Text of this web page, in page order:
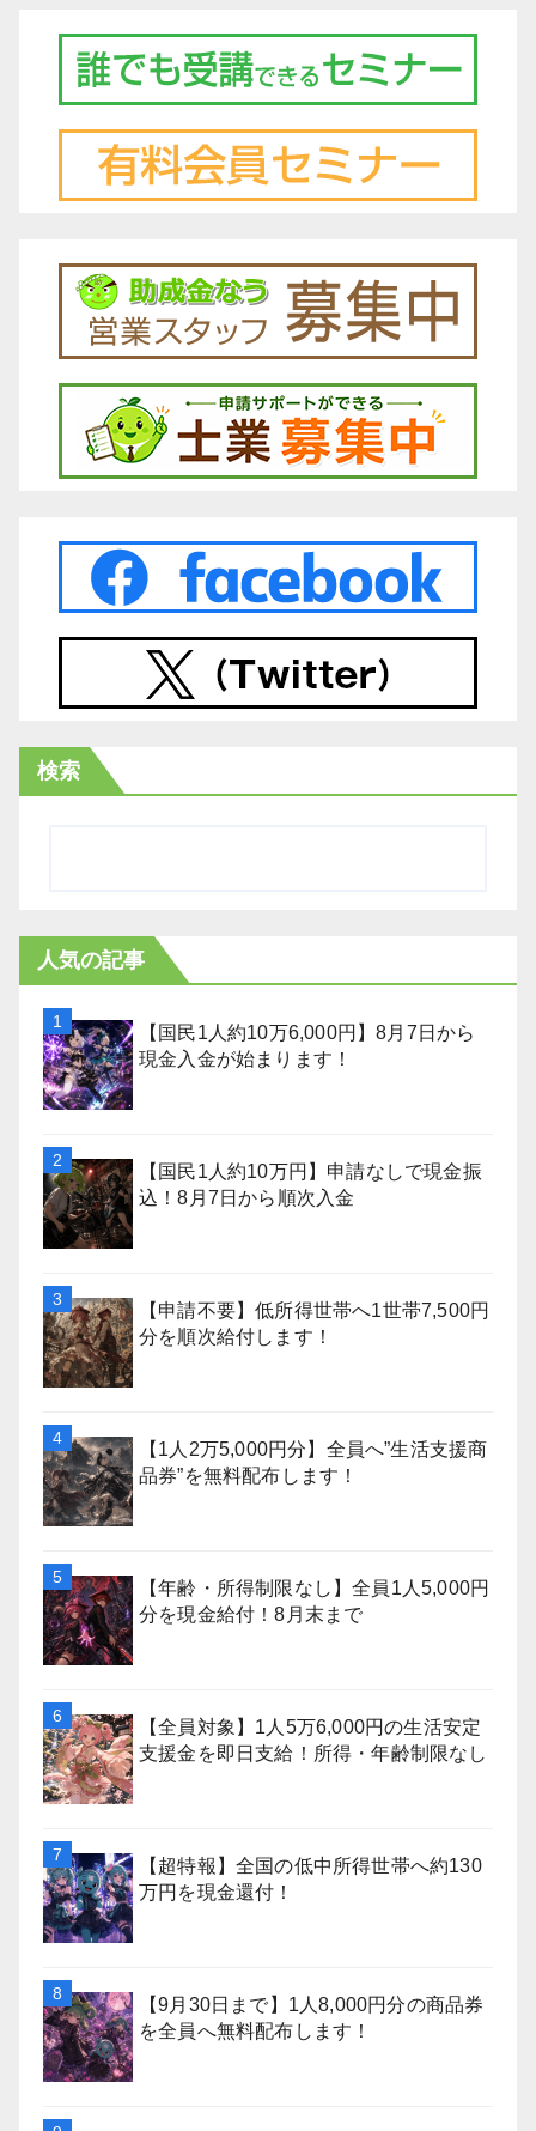
検索
人気の記事
【国民1人約10万6,000円】8月7日から
現金入金が始まります！
【国民1人約10万円】申請なしで現金振
込！8月7日から順次入金
【申請不要】低所得世帯へ1世帯7,500円
分を順次給付します！
【1人2万5,000円分】全員へ”生活支援商
品券”を無料配布します！
【年齢・所得制限なし】全員1人5,000円
分を現金給付！8月末まで
【全員対象】1人5万6,000円の生活安定
支援金を即日支給！所得・年齢制限なし
【超特報】全国の低中所得世帯へ約130
万円を現金還付！
【9月30日まで】1人8,000円分の商品券
を全員へ無料配布します！